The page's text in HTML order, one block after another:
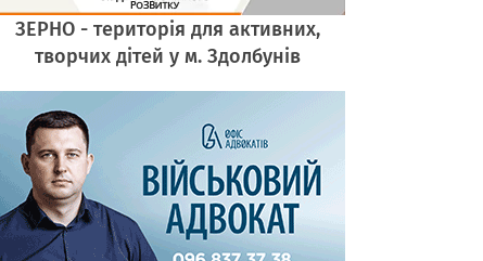
ЗЕРНО - територія для активних,
творчих дітей у м. Здолбунів